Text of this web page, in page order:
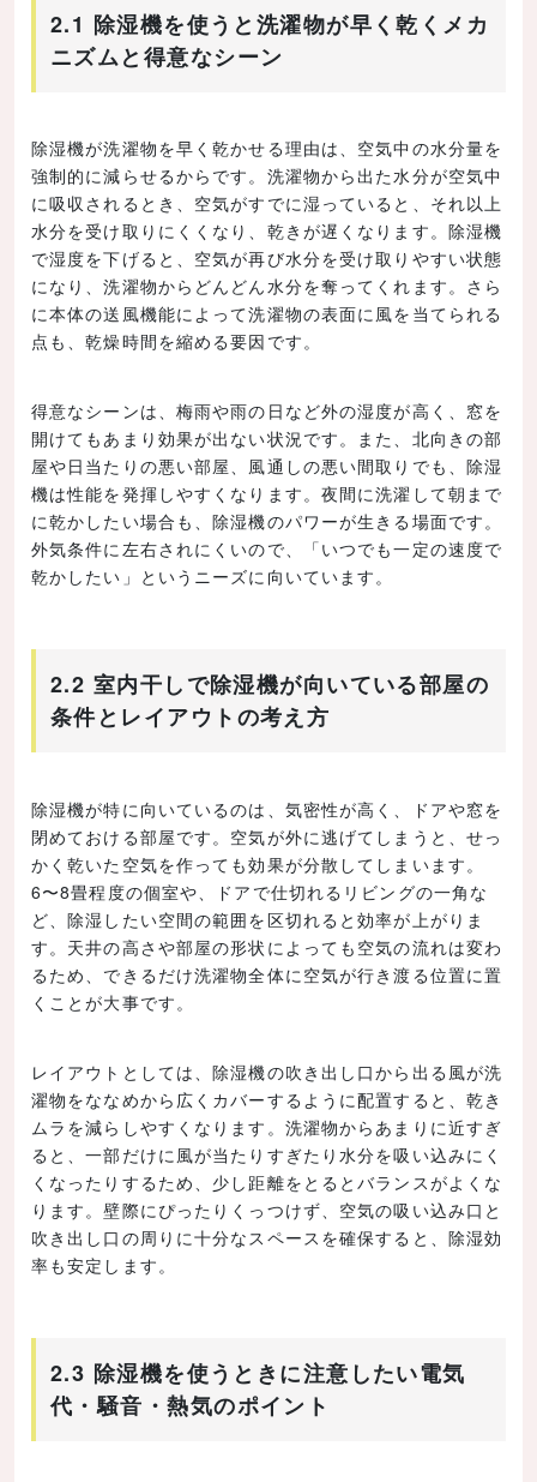
2.1 除湿機を使うと洗濯物が早く乾くメカ
ニズムと得意なシーン
除湿機が洗濯物を早く乾かせる理由は、空気中の水分量を
強制的に減らせるからです。洗濯物から出た水分が空気中
に吸収されるとき、空気がすでに湿っていると、それ以上
水分を受け取りにくくなり、乾きが遅くなります。除湿機
で湿度を下げると、空気が再び水分を受け取りやすい状態
になり、洗濯物からどんどん水分を奪ってくれます。さら
に本体の送風機能によって洗濯物の表面に風を当てられる
点も、乾燥時間を縮める要因です。
得意なシーンは、梅雨や雨の日など外の湿度が高く、窓を
開けてもあまり効果が出ない状況です。また、北向きの部
屋や日当たりの悪い部屋、風通しの悪い間取りでも、除湿
機は性能を発揮しやすくなります。夜間に洗濯して朝まで
に乾かしたい場合も、除湿機のパワーが生きる場面です。
外気条件に左右されにくいので、「いつでも一定の速度で
乾かしたい」というニーズに向いています。
2.2 室内干しで除湿機が向いている部屋の
条件とレイアウトの考え方
除湿機が特に向いているのは、気密性が高く、ドアや窓を
閉めておける部屋です。空気が外に逃げてしまうと、せっ
かく乾いた空気を作っても効果が分散してしまいます。
6〜8畳程度の個室や、ドアで仕切れるリビングの一角な
ど、除湿したい空間の範囲を区切れると効率が上がりま
す。天井の高さや部屋の形状によっても空気の流れは変わ
るため、できるだけ洗濯物全体に空気が行き渡る位置に置
くことが大事です。
レイアウトとしては、除湿機の吹き出し口から出る風が洗
濯物をななめから広くカバーするように配置すると、乾き
ムラを減らしやすくなります。洗濯物からあまりに近すぎ
ると、一部だけに風が当たりすぎたり水分を吸い込みにく
くなったりするため、少し距離をとるとバランスがよくな
ります。壁際にぴったりくっつけず、空気の吸い込み口と
吹き出し口の周りに十分なスペースを確保すると、除湿効
率も安定します。
2.3 除湿機を使うときに注意したい電気
代・騒音・熱気のポイント